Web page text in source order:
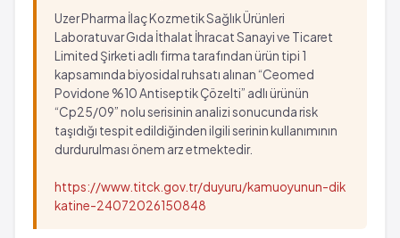
Uzer Pharma İlaç Kozmetik Sağlık Ürünleri
Laboratuvar Gıda İthalat İhracat Sanayi ve Ticaret
Limited Şirketi adlı firma tarafından ürün tipi 1
kapsamında biyosidal ruhsatı alınan “Ceomed
Povidone %10 Antiseptik Çözelti” adlı ürünün
“Cp25/09” nolu serisinin analizi sonucunda risk
taşıdığı tespit edildiğinden ilgili serinin kullanımının
durdurulması önem arz etmektedir.
https://www.titck.gov.tr/duyuru/kamuoyunun-dik
katine-24072026150848